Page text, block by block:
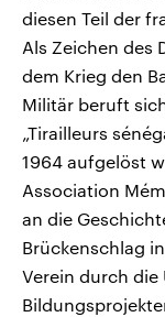
diesen Teil der
Als Zeichen des
dem Krieg den
Militär beruft
„Tirailleurs
1964 aufgelöst
Association
an die
Brückenschlag
Verein durch